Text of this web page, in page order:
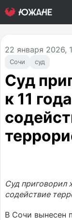
Сочи суд
22 января 2026,
Суд
к 11
Суд приговорил
содействие
В Сочи вынесен